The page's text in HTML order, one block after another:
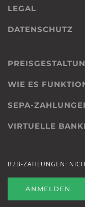
LEGAL
DATENSCHUTZ
WIE ES
SEPA-
VIRTUELLE
B2B-ZAHLUNGEN:
ANMELDEN